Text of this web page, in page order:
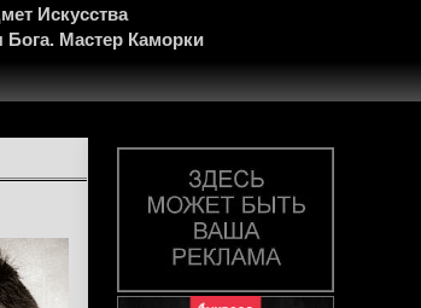
Искусства
Бога. Мастер Каморки